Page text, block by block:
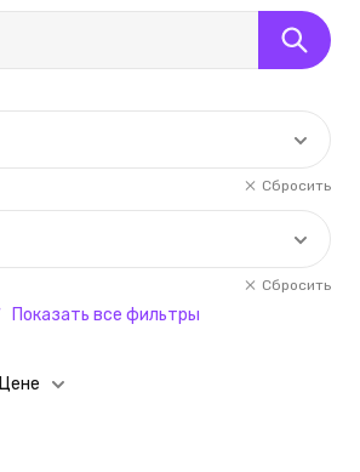
Сбросить
Сбросить
Показать все фильтры
Цене